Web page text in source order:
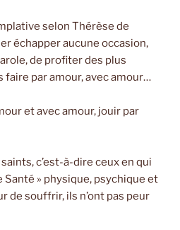
selon Thérèse de
échapper aucune occasion,
de profiter des plus
faire par amour, avec amour…
et avec amour, jouir par
c’est-à-dire ceux en qui
Santé » physique, psychique et
de souffrir, ils n’ont pas peur